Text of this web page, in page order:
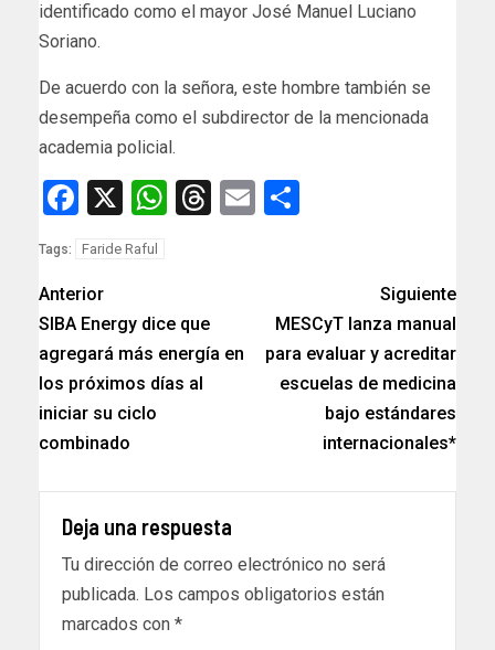
identificado como el mayor José Manuel Luciano
Soriano.
De acuerdo con la señora, este hombre también se
desempeña como el subdirector de la mencionada
academia policial.
Facebook
X WhatsApp
Threads
Email
Tags: Faride Raful
Anterior
SIBA Energy dice que
agregará más energía en
los próximos días al
iniciar su ciclo
combinado
Siguiente
MESCyT lanza manual
para evaluar y acreditar
escuelas de medicina
bajo estándares
internacionales*
Deja una respuesta
Tu dirección de correo electrónico no será
publicada. Los campos obligatorios están
marcados con *